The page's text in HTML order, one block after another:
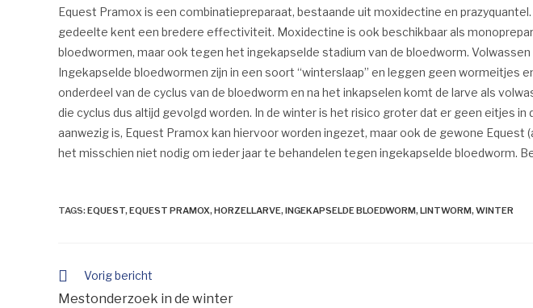
Equest Pramox is een combinatiepreparaat, bestaande uit moxidectine en
gedeelte kent een bredere effectiviteit. Moxidectine is ook beschikbaar als
bloedwormen, maar ook tegen het ingekapselde stadium van de bloedworm.
Ingekapselde bloedwormen zijn in een soort “winterslaap” en leggen geen
onderdeel van de cyclus van de bloedworm en na het inkapselen komt de larve als
die cyclus dus altijd gevolgd worden. In de winter is het risico groter dat er geen eitjes
aanwezig is, Equest Pramox kan hiervoor worden ingezet, maar ook de gewone
het misschien niet nodig om ieder jaar te behandelen tegen ingekapselde bloedworm.
TAGS: EQUEST,EQUEST PRAMOX,HORZELLARVE,INGEKAPSELDE BLOEDWORM,LINTWORM,WINTER
Vorig bericht
Mestonderzoek in de winter